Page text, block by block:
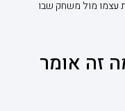
עצמו מול משחק שבו
זה אומר